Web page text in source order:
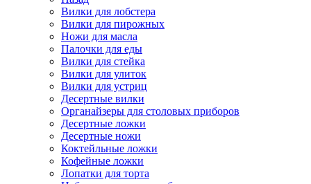
Вилки для лобстера
Вилки для пирожных
Ножи для масла
Палочки для еды
Вилки для стейка
Вилки для улиток
Вилки для устриц
Десертные вилки
Органайзеры для столовых приборов
Десертные ложки
Десертные ножи
Коктейльные ложки
Кофейные ложки
Лопатки для торта